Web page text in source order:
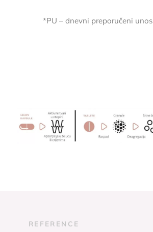
*PU – dnevni preporučeni unos
REFERENCE